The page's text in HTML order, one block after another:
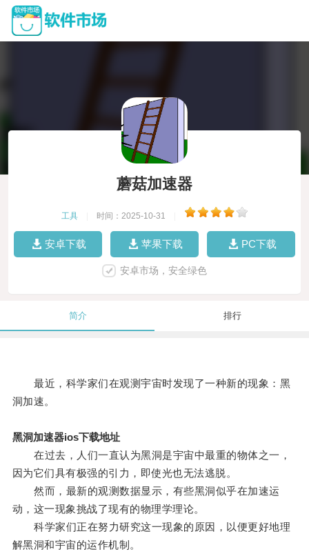
蘑菇加速器
工具 时间：2025-10-31
安卓下载 苹果下载 PC下载
安卓市场，安全绿色
简介 排行
最近，科学家们在观测宇宙时发现了一种新的现象：黑
洞加速。
黑洞加速器ios下载地址
在过去，人们一直认为黑洞是宇宙中最重的物体之一，
因为它们具有极强的引力，即使光也无法逃脱。
然而，最新的观测数据显示，有些黑洞似乎在加速运
动，这一现象挑战了现有的物理学理论。
科学家们正在努力研究这一现象的原因，以便更好地理
解黑洞和宇宙的运作机制。